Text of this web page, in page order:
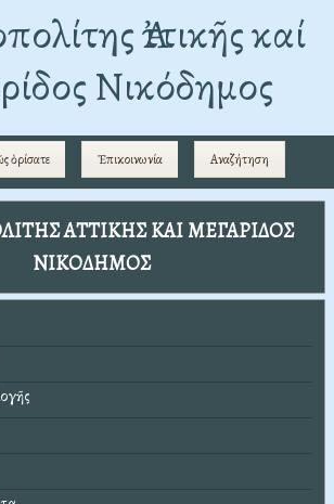
Ἀττικῆς καί
Νικόδημος
ὁρίσατε Ἐπικοινωνία Αναζήτηση
ΑΤΤΙΚΗΣ ΚΑΙ ΜΕΓΑΡΙΔΟΣ
ΝΙΚΟΔΗΜΟΣ